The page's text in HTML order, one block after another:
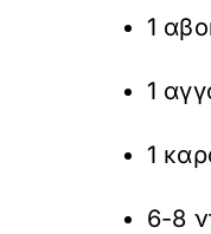
1
1
1
6-8